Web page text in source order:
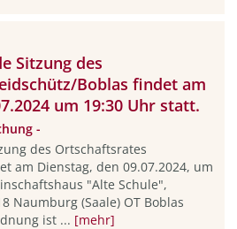
Sitzung des
Boblas findet am
um 19:30 Uhr statt.
-
des Ortschaftsrates
am Dienstag, den 09.07.2024, um
"Alte Schule",
Naumburg (Saale) OT Boblas
ist ... [mehr]